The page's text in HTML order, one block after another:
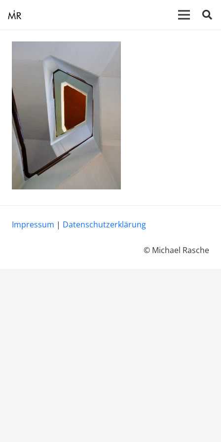
Impressum | Datenschutzerklärung
© Michael Rasche